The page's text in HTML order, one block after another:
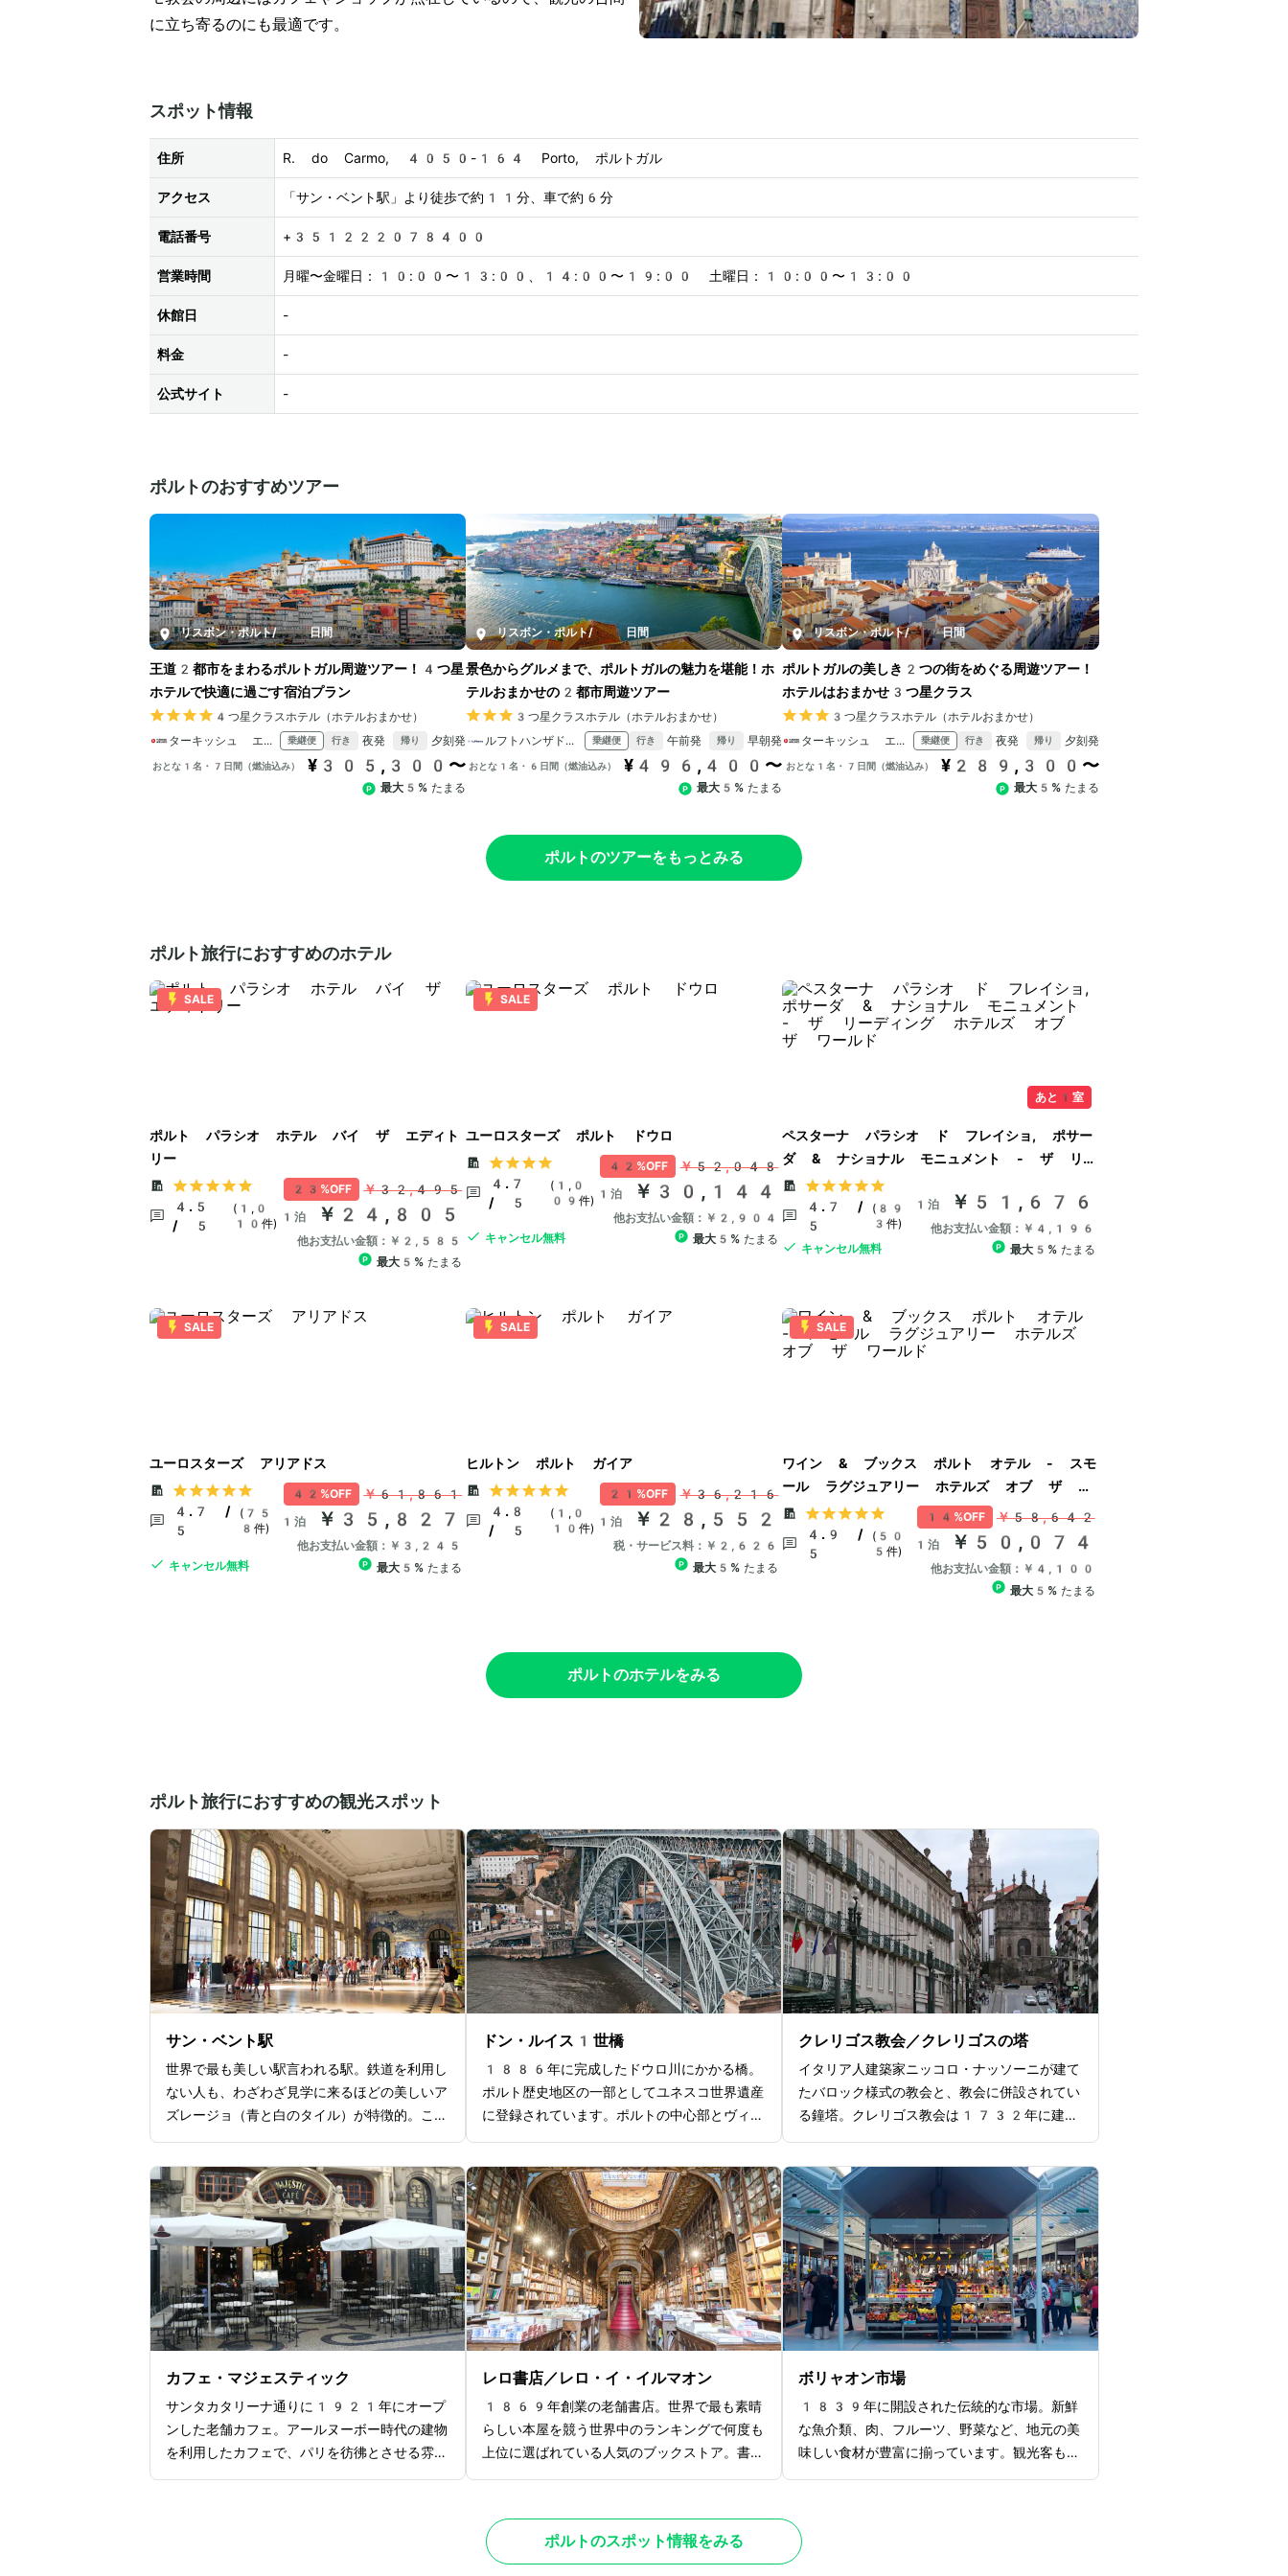
に立ち寄るのにも最適です。
スポット情報
住所 R. do Carmo, 4050-164 Porto, ポルトガル
アクセス 「サン・ベント駅」より徒歩で約11分、車で約6分
電話番号 +351222078400
営業時間 月曜〜金曜日：10:00〜13:00、14:00〜19:00 土曜日：10:00〜13:00
休館日 -
料金 -
公式サイト -
ポルトのおすすめツアー
リスボン・ポルト/ 7日間
王道2都市をまわるポルトガル周遊ツアー！4つ星
ホテルで快適に過ごす宿泊プラン
4つ星クラスホテル（ホテルおまかせ）
ターキッシュ エアラインズ
乗継便 行き 夜発 帰り 夕刻発
おとな1名・7日間（燃油込み） ¥305,300〜
最大5% たまる
リスボン・ポルト/ 6日間
景色からグルメまで、ポルトガルの魅力を堪能！ホ
テルおまかせの2都市周遊ツアー
3つ星クラスホテル（ホテルおまかせ）
ルフトハンザドイツ航空
乗継便 行き 午前発 帰り 早朝発
おとな1名・6日間（燃油込み） ¥496,400〜
最大5% たまる
リスボン・ポルト/ 7日間
ポルトガルの美しき2つの街をめぐる周遊ツアー！
ホテルはおまかせ3つ星クラス
3つ星クラスホテル（ホテルおまかせ）
ターキッシュ エアラインズ
乗継便 行き 夜発 帰り 夕刻発
おとな1名・7日間（燃油込み） ¥289,300〜
最大5% たまる
ポルトのツアーをもっとみる
ポルト旅行におすすめのホテル
SALE
ポルト パラシオ ホテル バイ ザ エディト
リー
4.5
/ 5
(1,0
10件)
23%OFF ￥32,495
1泊 ￥24,805
他お支払い金額：￥2,585
最大5% たまる
SALE
ユーロスターズ ポルト ドウロ
4.7
/ 5
(1,0
09件)
キャンセル無料
42%OFF ￥52,048
1泊 ￥30,144
他お支払い金額：￥2,904
最大5% たまる
あと1室
ペスターナ パラシオ ド フレイショ, ポサー
ダ & ナショナル モニュメント - ザ リー
ディング ホテルズ オブ ザ ワールド
4.7 /
5
(89
3件)
キャンセル無料
1泊 ￥51,676
他お支払い金額：￥4,196
最大5% たまる
SALE
ユーロスターズ アリアドス
4.7 /
5
(75
8件)
キャンセル無料
42%OFF ￥61,861
1泊 ￥35,827
他お支払い金額：￥3,245
最大5% たまる
SALE
ヒルトン ポルト ガイア
4.8
/ 5
(1,0
10件)
21%OFF ￥36,216
1泊 ￥28,552
税・サービス料：￥2,626
最大5% たまる
SALE
ワイン & ブックス ポルト オテル - スモ
ール ラグジュアリー ホテルズ オブ ザ ワ
ールド
4.9 /
5
(50
5件)
14%OFF ￥58,642
1泊 ￥50,074
他お支払い金額：￥4,100
最大5% たまる
ポルトのホテルをみる
ポルト旅行におすすめの観光スポット
サン・ベント駅
世界で最も美しい駅言われる駅。鉄道を利用し
ない人も、わざわざ見学に来るほどの美しいア
ズレージョ（青と白のタイル）が特徴的。この
作家のジョルジュ・コラッソがアズレージョを
制作しました。アズレージョに描かれているの
は、戦いやお祭りの様子、交通や汽車の歴史、
田園風景など。アズレージョは装飾のためだけ
ではなく、室温管理の機能も果たしています。
外観や天井の装飾、時計やガラスなども非常に
美しく、見応えがあります。中心街に位置して
おり、観光スポットへのアクセスも便利です。
駅周辺にはレストランやショップも多く、食事
ドン・ルイス1世橋
1886年に完成したドウロ川にかかる橋。
ポルト歴史地区の一部としてユネスコ世界遺産
に登録されています。ポルトの中心部とヴィ
上層の長さは395メートルと非常に大きい
です。鉄道・車・徒歩での横断が可能で、景色
を見ながらの散歩にぴったり。エッフェル塔を
設計したアレクサンドル・ギュスターヴ・エッ
フェルの弟子の1人であるテオフィロ・セイ
リグによって設計されました。橋からは素晴ら
しいポルト市のパノラマビューが楽しめ、昼の
景色も美しいですが、夜のライトアップは特に
幻想的。橋と街の明かりが水面に反射し、ロマ
ンチックな雰囲気を楽しむことができます。
クレリゴス教会／クレリゴスの塔
イタリア人建築家ニッコロ・ナッソーニが建て
たバロック様式の教会と、教会に併設されてい
る鐘塔。クレリゴス教会は1732年に建設
大理石の種礼拝堂祭壇などが見どころ。クレリ
ゴスの塔は、1754〜1763年にかけ
て建設されました。塔の高さは76メートル
で、党内には225段の階段があり、頂上か
らはポルトの街並みを見渡すことができます。
オレンジの屋根が連なる絶景は必見ですよ。ク
レリゴス教会では、歴史的な教会堂や多くの美
術品を鑑賞することもできます。
カフェ・マジェスティック
サンタカタリーナ通りに1921年にオープ
ンした老舗カフェ。アールヌーボー時代の建物
を利用したカフェで、パリを彷彿とさせる雰囲
レロ書店／レロ・イ・イルマオン
1869年創業の老舗書店。世界で最も素晴
らしい本屋を競う世界中のランキングで何度も
上位に選ばれている人気のブックストア。書店
クリートで作られており、繊細な見た目に関わ
らず非常に丈夫な構造となっています。書店内
は繊細な彫刻が施されたアーチや天井など、階
ボリャオン市場
1839年に開設された伝統的な市場。新鮮
な魚介類、肉、フルーツ、野菜など、地元の美
味しい食材が豊富に揃っています。観光客も地
おすすめです。
ポルトのスポット情報をみる